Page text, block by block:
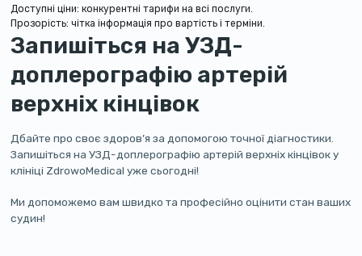
Доступні ціни: конкурентні тарифи на всі послуги.
Прозорість: чітка інформація про вартість і терміни.
Запишіться на УЗД-
доплерографію артерій
верхніх кінцівок
Дбайте про своє здоров’я за допомогою точної діагностики.
Запишіться на УЗД-доплерографію артерій верхніх кінцівок у
клініці ZdrowoMedical уже сьогодні!
Ми допоможемо вам швидко та професійно оцінити стан ваших
судин!